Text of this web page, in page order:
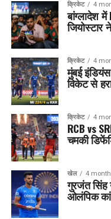
क्रिकेट 4
बांग्लादेश
जियोस्टार
क्रिकेट 4
मुंबई
विकेट से
क्रिकेट 4
RCB vs
चमकी
खेल 4
गुरजंत सिंह
ओलंपिक